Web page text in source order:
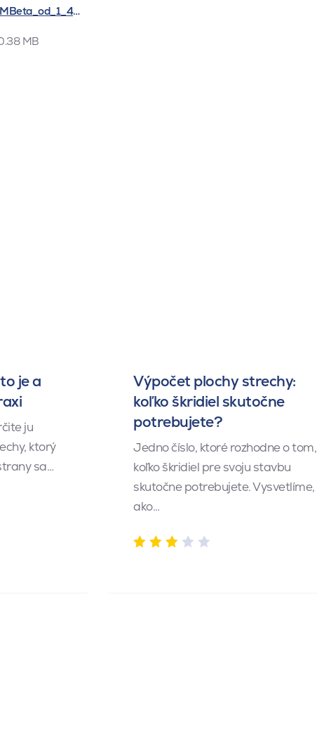
MB
je a
ju
ktorý
sa…
Výpočet plochy strechy:
koľko škridiel skutočne
potrebujete?
Jedno číslo, ktoré rozhodne o tom,
koľko škridiel pre svoju stavbu
skutočne potrebujete. Vysvetlíme,
ako…